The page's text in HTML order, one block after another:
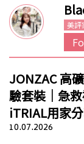
美評
JONZAC 高
驗套裝｜急
iTRIAL用家
10.07.2026